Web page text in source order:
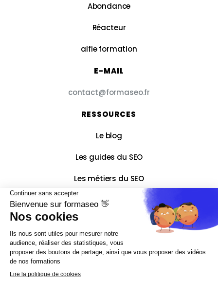
Abondance
Réacteur
alfie formation
E-MAIL
contact@formaseo.fr
RESSOURCES
Le blog
Les guides du SEO
Les métiers du SEO
Le lexique du SEO